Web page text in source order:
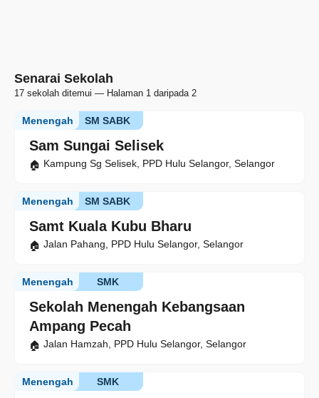
Senarai Sekolah
17 sekolah ditemui — Halaman 1 daripada 2
Sam Sungai Selisek
SM SABK
Menengah
Kampung Sg Selisek, PPD Hulu Selangor, Selangor
Samt Kuala Kubu Bharu
SM SABK
Menengah
Jalan Pahang, PPD Hulu Selangor, Selangor
Sekolah Menengah Kebangsaan
Ampang Pecah
SMK
Menengah
Jalan Hamzah, PPD Hulu Selangor, Selangor
SMK
Menengah